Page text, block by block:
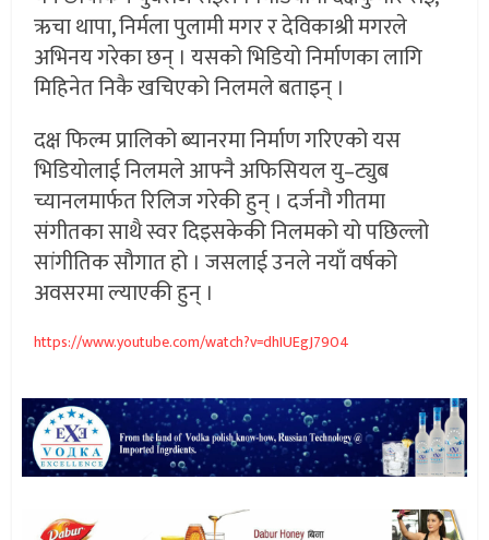
ऋचा थापा, निर्मला पुलामी मगर र देविकाश्री मगरले
अभिनय गरेका छन् । यसको भिडियो निर्माणका लागि
मिहिनेत निकै खचिएको निलमले बताइन् ।
दक्ष फिल्म प्रालिको ब्यानरमा निर्माण गरिएको यस
भिडियोलाई निलमले आफ्नै अफिसियल यु–ट्युब
च्यानलमार्फत रिलिज गरेकी हुन् । दर्जनौ गीतमा
संगीतका साथै स्वर दिइसकेकी निलमको यो पछिल्लो
सांगीतिक सौगात हो । जसलाई उनले नयाँ वर्षको
अवसरमा ल्याएकी हुन् ।
https://www.youtube.com/watch?v=dhIUEgJ7904